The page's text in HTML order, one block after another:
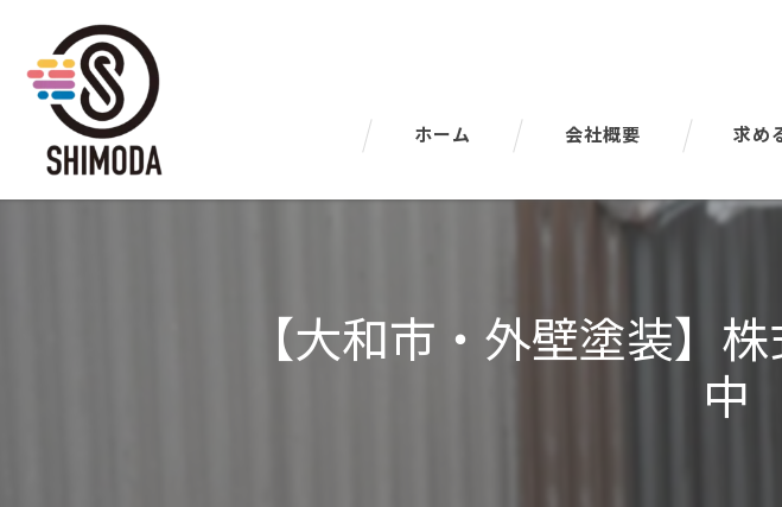
ホーム 会社概要
事業案内
求め
【大和市・外壁塗装】
中